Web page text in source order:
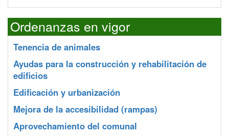
Ordenanzas en vigor
Tenencia de animales
Ayudas para la construcción y rehabilitación de
edificios
Edificación y urbanización
Mejora de la accesibilidad (rampas)
Aprovechamiento del comunal